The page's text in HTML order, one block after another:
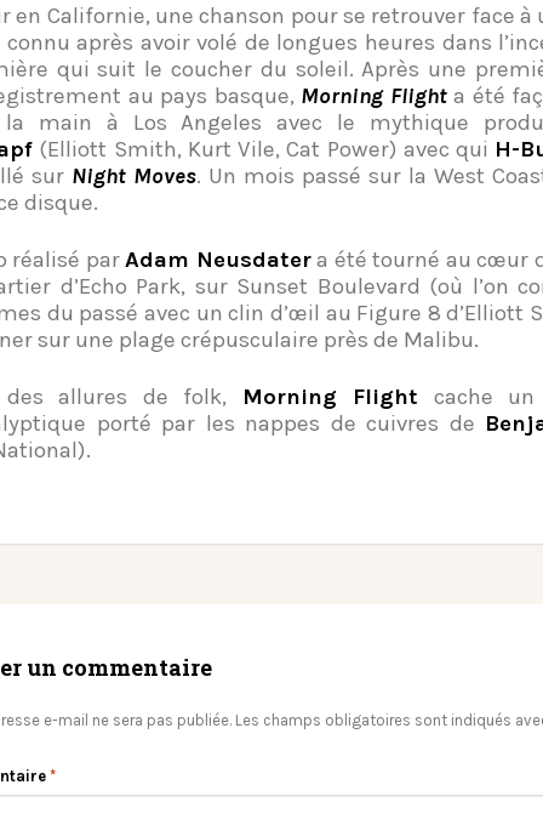
en Californie, une chanson pour se retrouver face à
après avoir volé de longues heures dans
qui suit le coucher du soleil. Après une
au pays basque, Morning Flighta été
la main à Los Angeles avec le mythique
(Elliott Smith, Kurt Vile, Cat Power) avec qui H-
sur Night Moves. Un mois passé sur la West
disque.
réalisé parAdam Neusdatera été tourné au cœur
d’Echo Park, sur Sunset Boulevard (où l’on
du passé avec un clin d’œil au Figure 8 d’Elliott
sur une plage crépusculaire près de Malibu.
des allures de folk, Morning Flight cache un
porté par les nappes de cuivres de
un commentaire
e-mail ne sera pas publiée. Les champs obligatoires sont indiqués
*